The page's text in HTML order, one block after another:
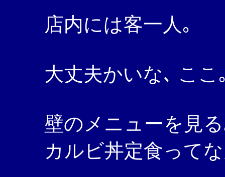
店内には客一人｡
大丈夫かいな､ ここ
壁のメニューを見
カルビ丼定食って